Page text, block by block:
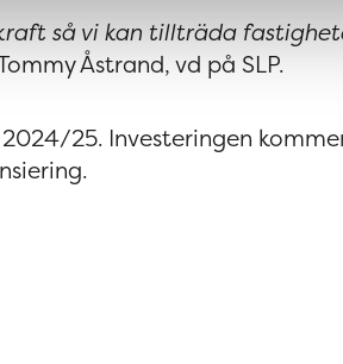
så vi kan tillträda
Åstrand, vd på SLP.
25. Investeringen